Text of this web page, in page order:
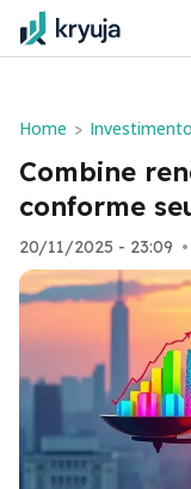
Home >
Combine
conforme
20/11/2025 - 23:09 •